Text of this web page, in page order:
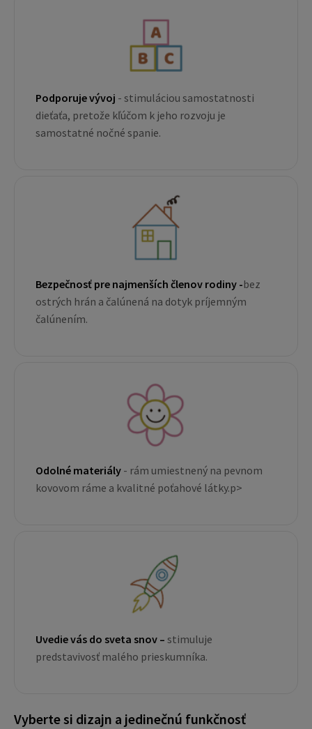
Podporuje vývoj - stimuláciou samostatnosti
dieťaťa, pretože kľúčom k jeho rozvoju je
samostatné nočné spanie.
Bezpečnosť pre najmenších členov rodiny -bez
ostrých hrán a čalúnená na dotyk príjemným
čalúnením.
Odolné materiály - rám umiestnený na pevnom
kovovom ráme a kvalitné poťahové látky.p>
Uvedie vás do sveta snov – stimuluje
predstavivosť malého prieskumníka.
Vyberte si dizajn a jedinečnú funkčnosť